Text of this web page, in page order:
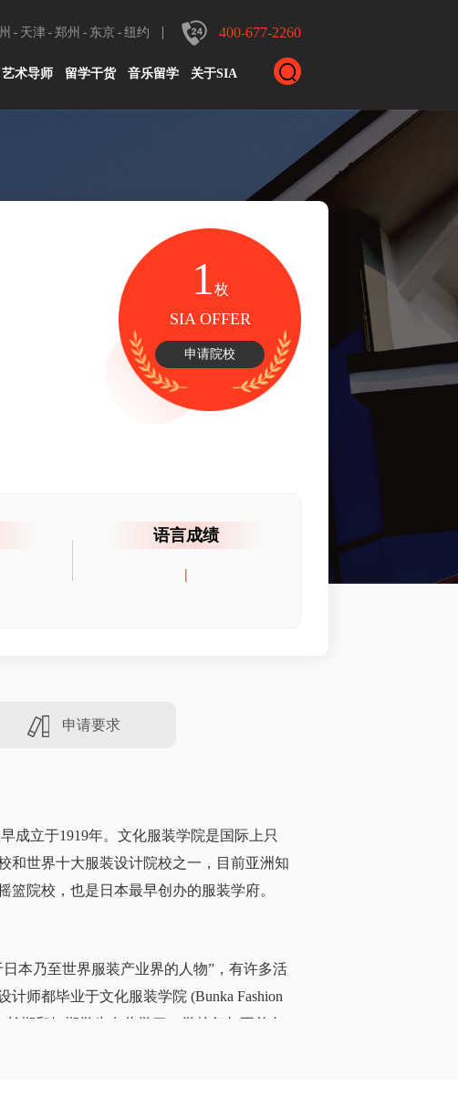
400-677-2260
天津 郑州 东京 纽约
艺术导师 留学干货 音乐留学 关于SIA
1枚
SIA OFFER
申请院校
语言成绩
|
申请要求
成立于1919年。文化服装学院是国际上只
和世界十大服装设计院校之一，目前亚洲知
篮院校，也是日本最早创办的服装学府。
本乃至世界服装产业界的人物”，有许多活
计师都毕业于文化服装学院 (Bunka Fashion
长期和短期学生在此学习。学校每年不单向